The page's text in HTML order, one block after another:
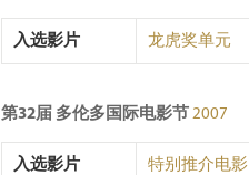
入选影片 龙虎奖单元
第32届 多伦多国际电影节 2007
入选影片 特别推介电影